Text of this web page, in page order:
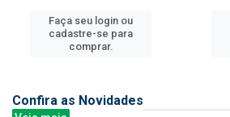
Faça seu login ou
cadastre-se para
comprar.
Confira as Novidades